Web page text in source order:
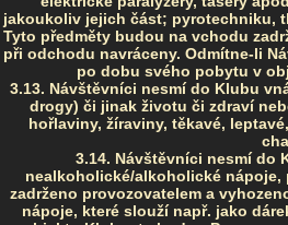
jakoukoliv jejich část; pyrotechniku,
Tyto předměty budou na vchodu
při odchodu navráceny. Odmítne-li
po dobu svého pobytu v
3.13. Návštěvníci nesmí do Klubu
drogy) či jinak životu či zdraví
hořlaviny, žíraviny, těkavé,
3.14. Návštěvníci nesmí do
nealkoholické/alkoholické
zadrženo provozovatelem a
nápoje, které slouží např. jako